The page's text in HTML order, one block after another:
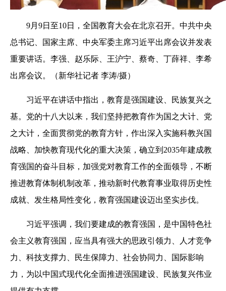
9月9日至10日，全国教育大会在北京召开。中共中央
总书记、国家主席、中央军委主席习近平出席会议并发表
重要讲话。李强、赵乐际、王沪宁、蔡奇、丁薛祥、李希
出席会议。（新华社记者 李涛/摄）
习近平在讲话中指出，教育是强国建设、民族复兴之
基。党的十八大以来，我们坚持把教育作为国之大计、党
之大计，全面贯彻党的教育方针，作出深入实施科教兴国
战略、加快教育现代化的重大决策，确立到2035年建成教
育强国的奋斗目标，加强党对教育工作的全面领导，不断
推进教育体制机制改革，推动新时代教育事业取得历史性
成就、发生格局性变化，教育强国建设迈出坚实步伐。
习近平强调，我们要建成的教育强国，是中国特色社
会主义教育强国，应当具有强大的思政引领力、人才竞争
力、科技支撑力、民生保障力、社会协同力、国际影响
力，为以中国式现代化全面推进强国建设、民族复兴伟业